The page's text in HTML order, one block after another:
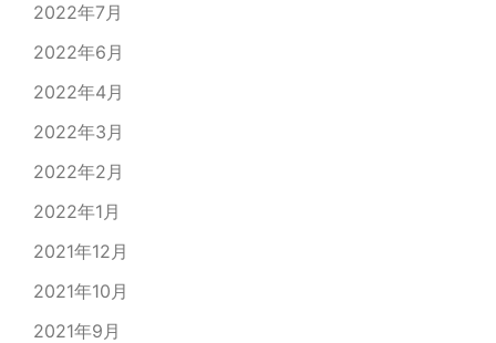
2022年7月
2022年6月
2022年4月
2022年3月
2022年2月
2022年1月
2021年12月
2021年10月
2021年9月